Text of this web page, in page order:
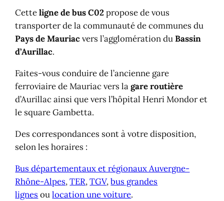
Cetteligne de bus C02 propose de vous
transporter de la communauté de communes du
Pays de Mauriacvers l’agglomération duBassin
d’Aurillac.
Faites-vous conduire de l’ancienne gare
ferroviaire de Mauriac vers lagare routière
d’Aurillac ainsi que vers l’hôpital Henri Mondor et
le square Gambetta.
Des correspondances sont à votre disposition,
selon les horaires :
Bus départementaux et régionaux Auvergne-
Rhône-Alpes,TER,TGV,bus grandes
lignes oulocation une voiture.